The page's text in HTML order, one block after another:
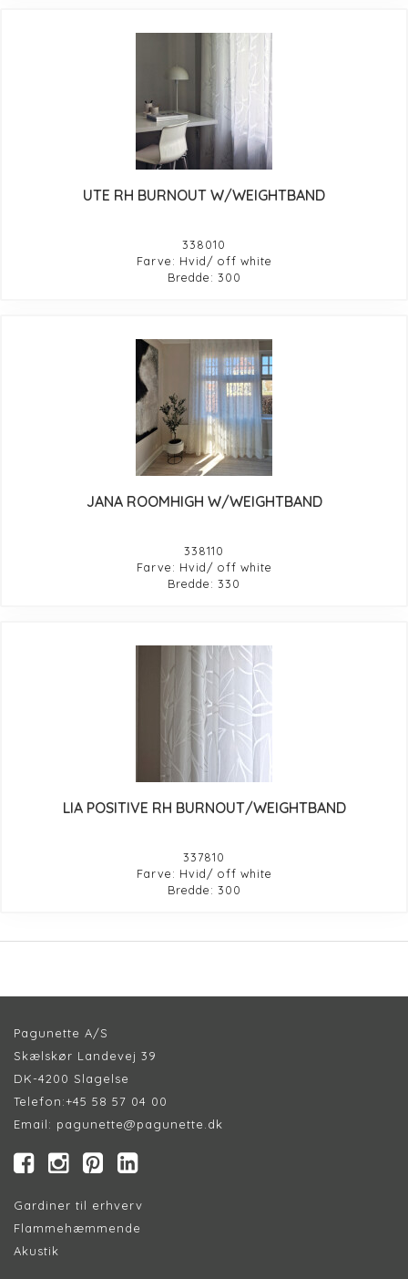
UTE RH BURNOUT W/WEIGHTBAND
338010
Farve: Hvid/ off white
Bredde: 300
JANA ROOMHIGH W/WEIGHTBAND
338110
Farve: Hvid/ off white
Bredde: 330
LIA POSITIVE RH BURNOUT/WEIGHTBAND
337810
Farve: Hvid/ off white
Bredde: 300
Pagunette A/S
Skælskør Landevej 39
DK-4200 Slagelse
Telefon:+45 58 57 04 00
Email: pagunette@pagunette.dk
Gardiner til erhverv
Flammehæmmende
Akustik